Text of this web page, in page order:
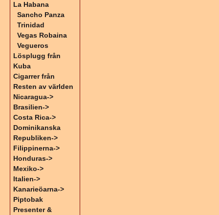
La Habana
Sancho Panza
Trinidad
Vegas Robaina
Vegueros
Lösplugg från
Kuba
Cigarrer från
Resten av världen
Nicaragua->
Brasilien->
Costa Rica->
Dominikanska
Republiken->
Filippinerna->
Honduras->
Mexiko->
Italien->
Kanarieöarna->
Piptobak
Presenter &